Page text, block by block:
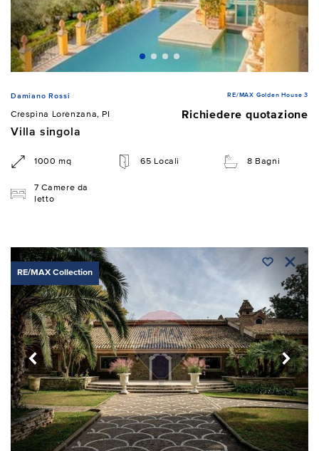
Damiano Rossi RE/MAX Golden House 3
Crespina Lorenzana, PI
Richiedere quotazione
Villa singola
1000 mq 65 Locali 8 Bagni
7 Camere da
letto
RE/MAX Collection